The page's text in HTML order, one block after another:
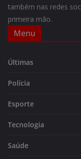
também nas redes
primeira mão.
Menu
Últimas
Polícia
Esporte
Tecnologia
Saúde